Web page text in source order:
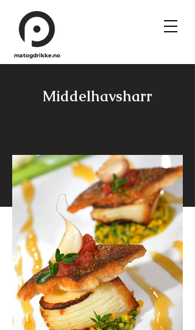
matogdrikke.no
Middelhavsharr